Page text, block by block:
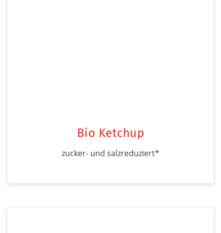
Bio Ketchup
zucker- und salzreduziert*